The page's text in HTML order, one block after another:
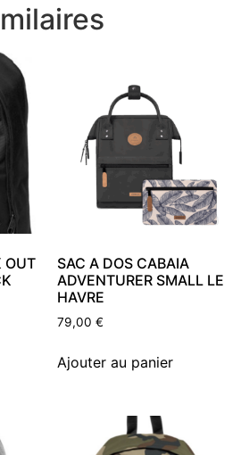
OUT
SAC A DOS CABAIA
ADVENTURER SMALL LE
HAVRE
79,00 €
Ajouter au panier